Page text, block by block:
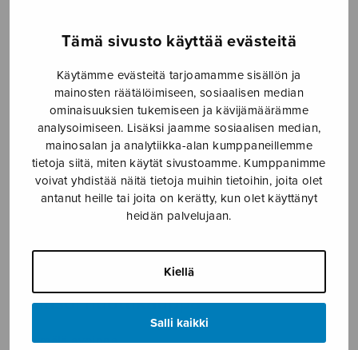
Tämä sivusto käyttää evästeitä
Käytämme evästeitä tarjoamamme sisällön ja
mainosten räätälöimiseen, sosiaalisen median
ominaisuuksien tukemiseen ja kävijämäärämme
analysoimiseen. Lisäksi jaamme sosiaalisen median,
mainosalan ja analytiikka-alan kumppaneillemme
tietoja siitä, miten käytät sivustoamme. Kumppanimme
voivat yhdistää näitä tietoja muihin tietoihin, joita olet
antanut heille tai joita on kerätty, kun olet käyttänyt
heidän palvelujaan.
Kiellä
Salli kaikki
SEKAKUORO
SOITINKOULUT JA OPPAAT
SOITINMUSIIKKI
YKSINLAULU
YLEINEN
Sulasol nuottikauppa
Myymälä avoinna